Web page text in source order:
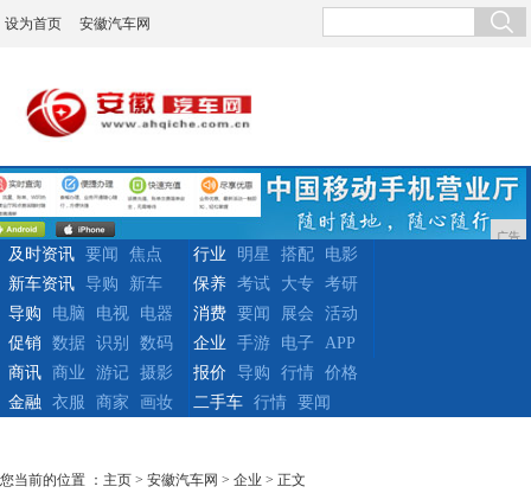
设为首页 安徽汽车网
广告
及时资讯 要闻
焦点
新车资讯
导购 新车
行业 明星 搭配
电影
保养
考试 大专
考研
导购
电脑 电视
电器
促销
数据 识别 数码
消费 要闻 展会
活动
企业
手游 电子
APP
商讯
商业 游记
摄影
金融
衣服 商家 画妆
报价 导购 行情
价格
二手车
行情 要闻
您当前的位置 ： 主页 > 安徽汽车网 > 企业 > 正文